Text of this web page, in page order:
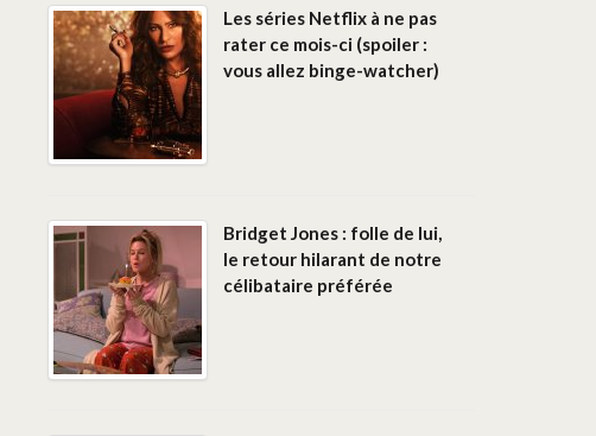
Les séries Netflix à ne pas
rater ce mois-ci (spoiler :
vous allez binge-watcher)
Bridget Jones : folle de lui,
le retour hilarant de notre
célibataire préférée